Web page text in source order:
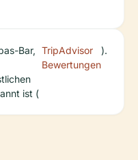
Bar,
ist (
TripAdvisor
Bewertungen
).